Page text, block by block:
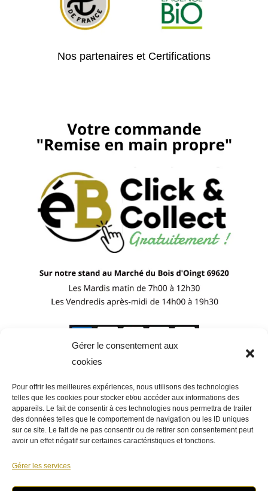
Gérer le consentement aux
cookies
Pour offrir les meilleures expériences, nous utilisons des technologies
telles que les cookies pour stocker et/ou accéder aux informations des
appareils. Le fait de consentir à ces technologies nous permettra de traiter
des données telles que le comportement de navigation ou les ID uniques
sur ce site. Le fait de ne pas consentir ou de retirer son consentement peut
avoir un effet négatif sur certaines caractéristiques et fonctions.
Gérer les services
Nos partenaires et Certifications